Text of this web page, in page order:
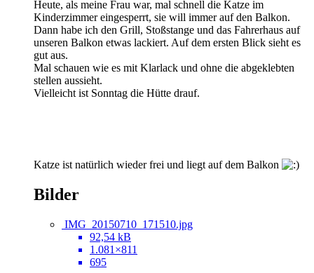
Heute, als meine Frau war, mal schnell die Katze im
Kinderzimmer eingesperrt, sie will immer auf den Balkon.
Dann habe ich den Grill, Stoßstange und das Fahrerhaus auf
unseren Balkon etwas lackiert. Auf dem ersten Blick sieht es
gut aus.
Mal schauen wie es mit Klarlack und ohne die abgeklebten
stellen aussieht.
Vielleicht ist Sonntag die Hütte drauf.
Katze ist natürlich wieder frei und liegt auf dem Balkon
Bilder
IMG_20150710_171510.jpg
92,54 kB
1.081×811
695